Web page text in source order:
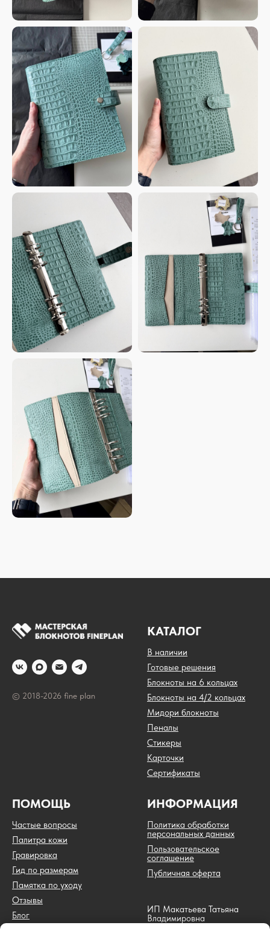
© 2018-2026 fine plan
КАТАЛОГ
В наличии
Готовые решения
Блокноты на 6 кольцах
Блокноты на 4/2 кольцах
Мидори блокноты
Пеналы
Стикеры
Карточки
Сертификаты
ПОМОЩЬ
Частые вопросы
Палитра кожи
Гравировка
Гид по размерам
Памятка по уходу
Отзывы
Блог
ИНФОРМАЦИЯ
Политика обработки
персональных данных
Пользовательское
соглашение
Публичная оферта
ИП Макатьева Татьяна
Владимировна